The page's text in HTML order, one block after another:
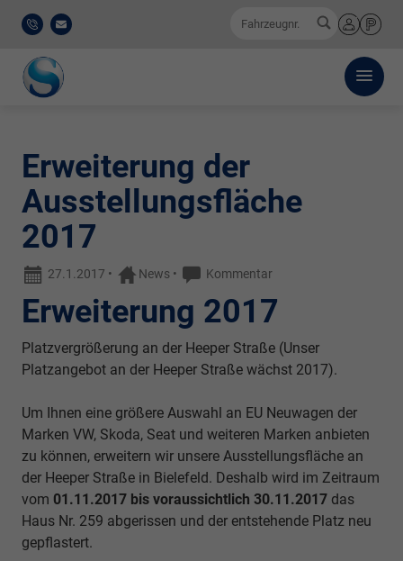
0521
911
777-
E-
Fahrzeugnr.
Anmelden
Merkliste
Erweiterung der
Ausstellungsfläche
2017
27.1.2017 • News • Kommentar
Erweiterung 2017
Platzvergrößerung an der Heeper Straße (Unser
Platzangebot an der Heeper Straße wächst 2017).
Um Ihnen eine größere Auswahl an EU Neuwagen der
Marken VW, Skoda, Seat und weiteren Marken anbieten
zu können, erweitern wir unsere Ausstellungsfläche an
der Heeper Straße in Bielefeld. Deshalb wird im Zeitraum
vom 01.11.2017 bis voraussichtlich 30.11.2017 das
Haus Nr. 259 abgerissen und der entstehende Platz neu
gepflastert.